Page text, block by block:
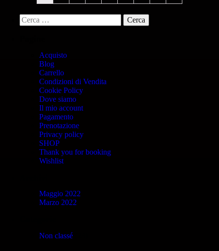
Acquisto
Blog
Carrello
Condizioni di Vendita
Cookie Policy
Dove siamo
Il mio account
Pagamento
Prenotazione
Privacy policy
SHOP
Thank you for booking
Wishlist
Maggio 2022
Marzo 2022
Non classé